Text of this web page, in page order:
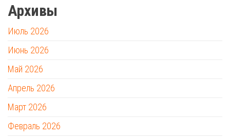
Архивы
Июль 2026
Июнь 2026
Май 2026
Апрель 2026
Март 2026
Февраль 2026